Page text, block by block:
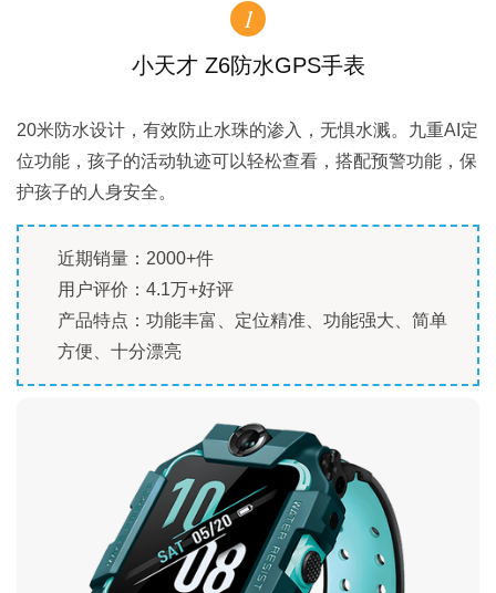
1
小天才 Z6防水GPS手表
20米防水设计，有效防止水珠的渗入，无惧水溅。九重AI定
位功能，孩子的活动轨迹可以轻松查看，搭配预警功能，保
护孩子的人身安全。
近期销量：2000+件
用户评价：4.1万+好评
产品特点：功能丰富、定位精准、功能强大、简单
方便、十分漂亮